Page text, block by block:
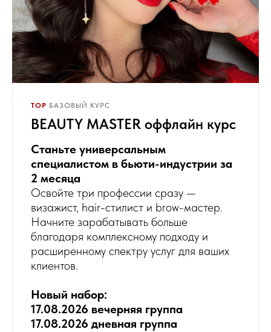
TOP БАЗОВЫЙ КУРС
BEAUTY MASTER оффлайн курс
Станьте универсальным
специалистом в бьюти-индустрии за
2 месяца
Освойте три профессии сразу —
визажист, hair-стилист и brow-мастер.
Начните зарабатывать больше
благодаря комплексному подходу и
расширенному спектру услуг для ваших
клиентов.
Новый набор:
17.08.2026 вечерняя группа
17.08.2026 дневная группа